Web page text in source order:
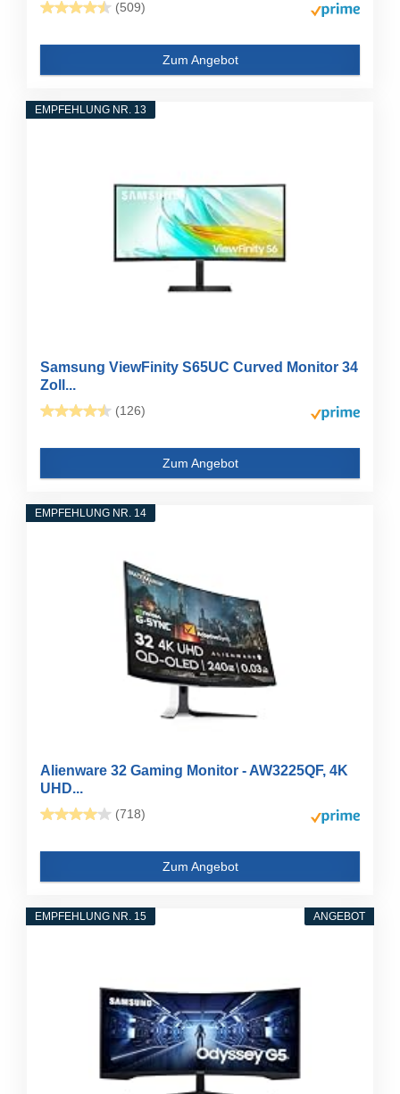
(509)
Zum Angebot
EMPFEHLUNG NR. 13
Samsung ViewFinity S65UC Curved Monitor 34
Zoll...
(126)
Zum Angebot
EMPFEHLUNG NR. 14
Alienware 32 Gaming Monitor - AW3225QF, 4K
UHD...
(718)
Zum Angebot
ANGEBOT
EMPFEHLUNG NR. 15